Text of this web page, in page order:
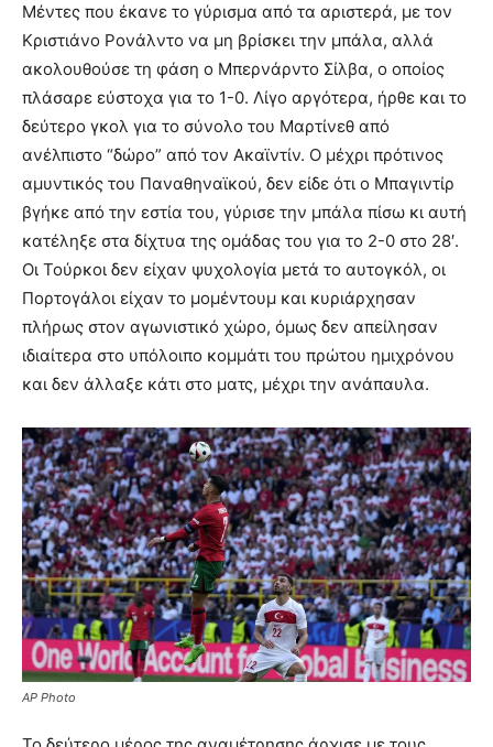
Μέντες που έκανε το γύρισμα από τα αριστερά, με τον
Κριστιάνο Ρονάλντο να μη βρίσκει την μπάλα, αλλά
ακολουθούσε τη φάση ο Μπερνάρντο Σίλβα, ο οποίος
πλάσαρε εύστοχα για το 1-0. Λίγο αργότερα, ήρθε και το
δεύτερο γκολ για το σύνολο του Μαρτίνεθ από
ανέλπιστο “δώρο” από τον Ακαϊντίν. Ο μέχρι πρότινος
αμυντικός του Παναθηναϊκού, δεν είδε ότι ο Μπαγιντίρ
βγήκε από την εστία του, γύρισε την μπάλα πίσω κι αυτή
κατέληξε στα δίχτυα της ομάδας του για το 2-0 στο 28′.
Οι Τούρκοι δεν είχαν ψυχολογία μετά το αυτογκόλ, οι
Πορτογάλοι είχαν το μομέντουμ και κυριάρχησαν
πλήρως στον αγωνιστικό χώρο, όμως δεν απείλησαν
ιδιαίτερα στο υπόλοιπο κομμάτι του πρώτου ημιχρόνου
και δεν άλλαξε κάτι στο ματς, μέχρι την ανάπαυλα.
AP Photo